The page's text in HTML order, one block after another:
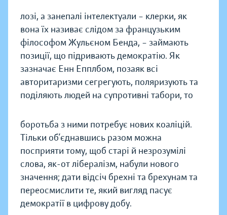
лозі, а занепалі інтелектуали – клерки, як
вона їх називає слідом за французьким
філософом Жульєном Бенда, – займають
позиції, що підривають демократію. Як
зазначає Енн Епплбом, позаяк всі
авторитаризми сегрегують, поляризують та
поділяють людей на супротивні табори, то
боротьба з ними потребує нових коаліцій.
Тільки об’єднавшись разом можна
посприяти тому, щоб старі й незрозумілі
слова, як-от лібералізм, набули нового
значення; дати відсіч брехні та брехунам та
переосмислити те, який вигляд пасує
демократії в цифрову добу.